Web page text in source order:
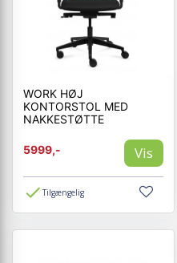
WORK HØJ
KONTORSTOL MED
NAKKESTØTTE
5999,- Vis
Tilgængelig